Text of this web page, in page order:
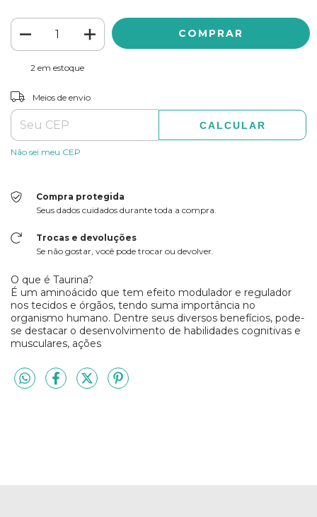
2 em estoque
Entregas para o CEP:
Meios de envio
CALCULAR
Não sei meu CEP
Compra protegida
Seus dados cuidados durante toda a compra.
Trocas e devoluções
Se não gostar, você pode trocar ou devolver.
O que é Taurina?
É um aminoácido que tem efeito modulador e regulador
nos tecidos e órgãos, tendo suma importância no
organismo humano. Dentre seus diversos benefícios, pode-
se destacar o desenvolvimento de habilidades cognitivas e
musculares, ações